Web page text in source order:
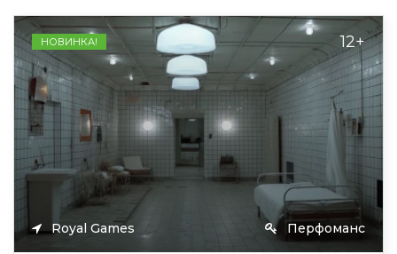
НОВИНКА! 12+
Royal Games Перфоманс